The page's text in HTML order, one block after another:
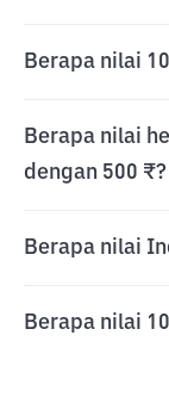
Berapa nilai
Berapa nilai
dengan 500 ₹?
Berapa nilai
Berapa nilai